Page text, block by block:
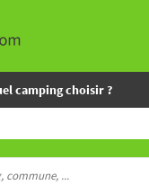
camping choisir ?